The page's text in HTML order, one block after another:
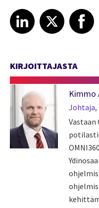
Share article on LinkedIn
LinkedIn
Share article on XShare article
KIRJOITTAJASTA
Kimmo
Vastaan